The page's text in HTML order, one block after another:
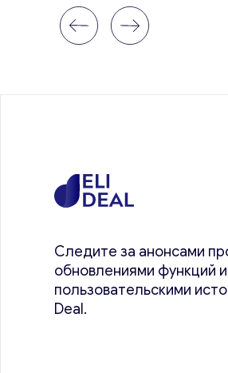
Следите за анонсами
обновлениями функций и
пользовательскими
Deal.